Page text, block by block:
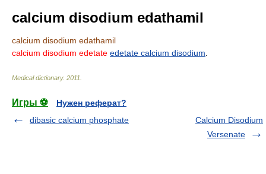
calcium disodium edathamil
calcium disodium edathamil
calcium disodium edetate edetate calcium disodium
Medical dictionary. 2011
Игры ⚽
Нужен реферат?
dibasic calcium phosphate
Calcium Disodium
Versenate